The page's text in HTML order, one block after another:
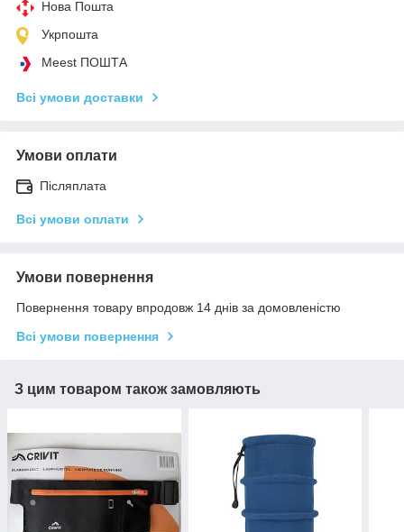
Нова Пошта
Укрпошта
Meest ПОШТА
Всі умови доставки
Умови оплати
Післяплата
Всі умови оплати
Умови повернення
Повернення товару впродовж 14 днів за домовленістю
Всі умови повернення
З цим товаром також замовляють